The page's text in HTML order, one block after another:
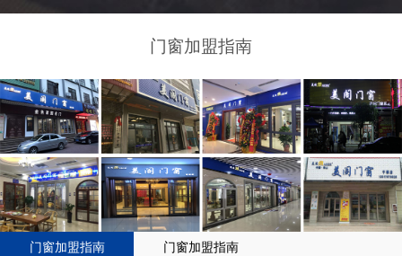
门窗加盟指南
门窗加盟指南 门窗加盟指南